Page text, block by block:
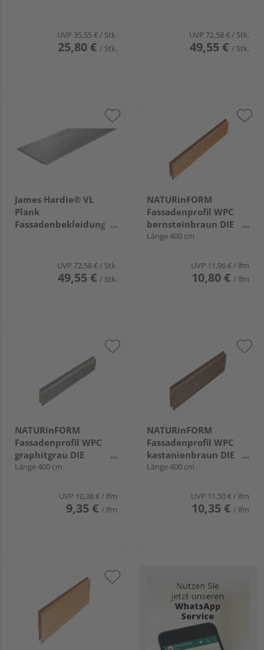
Stück/Palette
UVP 35,55 €/ Stk.
25,80 € / Stk.
Nebelgrau, 160
Stück/Palette
UVP 72,58 €/ Stk.
49,55 € / Stk.
James Hardie® VL
Plank
Fassadenbekleidung
Schiefergrau, 160
Stück/Palette
UVP 72,58 €/ Stk.
49,55 € / Stk.
NATURinFORM
Fassadenprofil WPC
bernsteinbraun DIE
GESTALTENDE
Länge 400 cm
UVP 11,96 €/ lfm
10,80 € / lfm
NATURinFORM
Fassadenprofil WPC
graphitgrau DIE
GESTALTENDE -
Länge 400 cm
UVP 10,38 €/ lfm
9,35 € / lfm
NATURinFORM
Fassadenprofil WPC
kastanienbraun DIE
GESTALTENDE -
Länge 400 cm
UVP 11,50 €/ lfm
10,35 € / lfm